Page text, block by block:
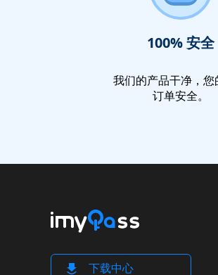
100% 安全
我们的产品干净，您
订单安全。
下载中心